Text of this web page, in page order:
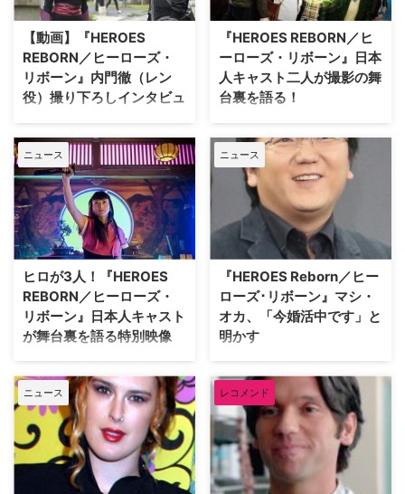
は、同シリーズのネタバレを含み
タビューが届いた。 俳優として
これが初の大役を射止め、注目を
集めている内門。父親の仕事の関
係でアメ…
【動画】『HEROES
REBORN／ヒーローズ・
リボーン』内門徹（レン
役）撮り下ろしインタビュ
世界中で一大ブームを巻き起こし
たSFアクションドラマ
『HEROES／ヒーローズ』のその
後を描いた、シリーズ最新作にし
て完結作の『HEROES REBORN
／ヒーローズ・リボーン』。オリ
ジナルキャストのマシ・オカ、新
キャストの祐真キキとともに日本
人として出演している内門徹のイ
ンタビュー映像が公開された。
内門が演じたのは…
『HEROES REBORN／ヒ
ーローズ・リボーン』日本
人キャスト二人が撮影の舞
台裏を語る！
7月22日（金）にブルーレイ
&DVDがリリースされる
『HEROES REBORN／ヒーロー
ズ・リボーン』。日本でも熱狂的
なファンを生み出した大ヒットド
ラマ『HEROES／ヒーローズ』の
5年後の世界を新たに描いた完結
作となる今作に出演している日本
映像の一部が公開された。 「ヤ
ッター!!」のセ…
ニュース
ヒロが3人！『HEROES
REBORN／ヒーローズ・
リボーン』日本人キャスト
が舞台裏を語る特別映像
日本でも熱狂的なファンを生み出
した大ヒットドラマ『HEROES／
ヒーローズ』の5年後の世界を新
たに描いた、シリーズ最新作にし
て完結作となる『HEROES
REBORN／ヒーローズ・リボー
ン』。そのブルーレイ＆DVDの
リリースに先駆けて、この度収録
ニュース
『HEROES Reborn／ヒー
ローズ･リボーン』マシ・
オカ、「今婚活中です」と
明かす
2006年に放送スタートし、大ヒ
ットとなったテレビシリーズ
『HEROES／ヒーローズ』。その
後日本でもマシ・オカ扮するヒロ
の「ヤッタ―！」のキメ台詞と共
に一大ブームを巻き起こした本作
の新章『HEROES Reborn／ヒー
ローズ･リボーン』が、現在Hulu
ニュース レコメンド